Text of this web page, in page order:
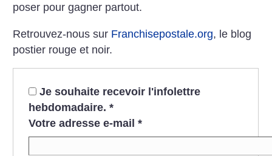
poser pour gagner partout.
Retrouvez-nous sur Franchisepostale.org, le blog
postier rouge et noir.
Je souhaite recevoir l'infolettre
hebdomadaire. *
Votre adresse e-mail *